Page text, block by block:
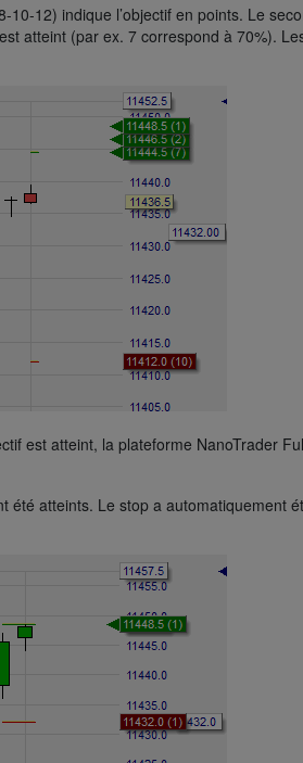
12) indique l’objectif en points. Le
atteint (par ex. 7 correspond à 70%).
est atteint, la plateforme NanoTrader
été atteints. Le stop a automatiquement